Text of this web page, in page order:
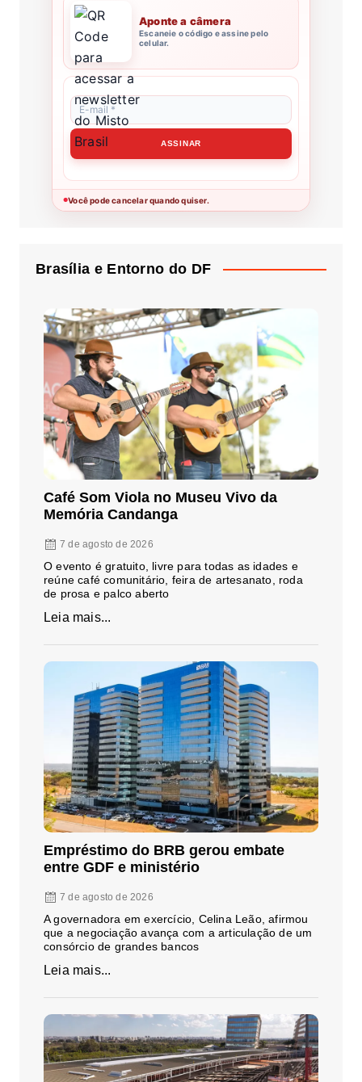
Aponte a câmera
Escaneie o código e assine pelo
celular.
●Você pode cancelar quando quiser.
Brasília e Entorno do DF
Café Som Viola no Museu Vivo da
Memória Candanga
7 de agosto de 2026
O evento é gratuito, livre para todas as idades e
reúne café comunitário, feira de artesanato, roda
de prosa e palco aberto
Leia mais...
Empréstimo do BRB gerou embate
entre GDF e ministério
7 de agosto de 2026
A governadora em exercício, Celina Leão, afirmou
que a negociação avança com a articulação de um
consórcio de grandes bancos
Leia mais...